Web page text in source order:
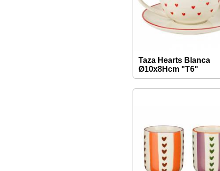
Taza Hearts Blanca
Ø10x8Hcm "T6"